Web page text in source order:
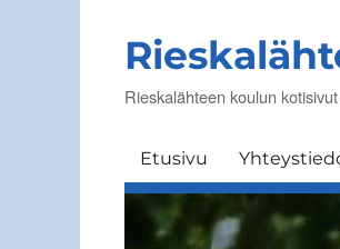
Rieskalähteen koulun
Etusivu